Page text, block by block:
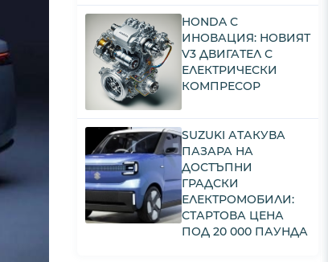
HONDA С
ИНОВАЦИЯ: НОВИЯТ
V3 ДВИГАТЕЛ С
ЕЛЕКТРИЧЕСКИ
КОМПРЕСОР
SUZUKI АТАКУВА
ПАЗАРА НА
ДОСТЪПНИ
ГРАДСКИ
ЕЛЕКТРОМОБИЛИ:
СТАРТОВА ЦЕНА
ПОД 20 000 ПАУНДА